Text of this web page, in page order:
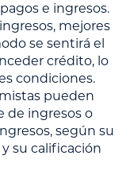
e ingresos.
mejores
se sentirá el
crédito, lo
condiciones.
pueden
de ingresos o
según su
su calificación